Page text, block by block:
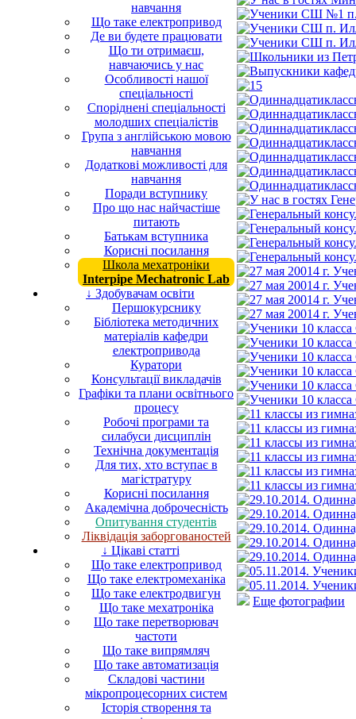
навчання
Що таке електропривод
Де ви будете працювати
Що ти отримаєш,
навчаючись у нас
Особливості нашої
спеціальності
Споріднені спеціальності
молодших спеціалістів
Група з англійською мовою
навчання
Додаткові можливості для
навчання
Поради вступнику
Про що нас найчастіше
питають
Батькам вступника
Корисні посилання
Школа мехатроніки
Interpipe Mechatronic Lab
↓ Здобувачам освіти
Першокурснику
Бібліотека методичних
матеріалів кафедри
електропривода
Куратори
Консультації викладачів
Графіки та плани освітнього
процесу
Робочі програми та
силабуси дисциплін
Технічна документація
Для тих, хто вступає в
магістратуру
Корисні посилання
Академічна доброчесність
Опитування студентів
Ліквідація заборгованостей
↓ Цікаві статті
Що таке електропривод
Що таке електромеханіка
Що таке електродвигун
Що таке мехатроніка
Що таке перетворювач
частоти
Що таке випрямляч
Що таке автоматизація
Складові частини
мікропроцесорних систем
Історія створення та
Еще фотографии